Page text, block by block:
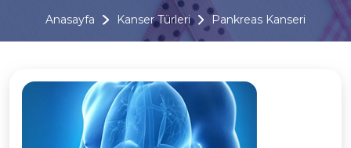
Anasayfa Kanser Türleri Pankreas Kanseri